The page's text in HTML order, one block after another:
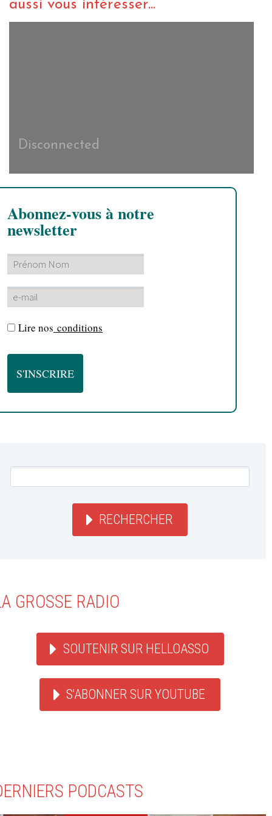
aussi vous intéresser...
Disconnected
Abonnez-vous à notre
newsletter
Lire nos conditions
RECHERCHER
GROSSE RADIO
SOUTENIR SUR HELLOASSO
S'ABONNER SUR YOUTUBE
PODCASTS